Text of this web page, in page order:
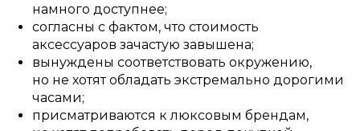
намного доступнее;
согласны с фактом, что стоимость
аксессуаров зачастую завышена;
вынуждены соответствовать окружению,
но не хотят обладать экстремально дорогими
часами;
присматриваются к люксовым брендам,